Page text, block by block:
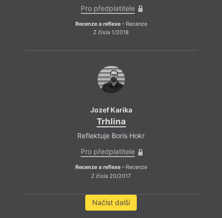
Pro předplatitele
Recenze a reflexe– Recenze
Z čísla 1/2018
Jozef Karika
Trhlina
Reflektuje Boris Hokr
Pro předplatitele
Recenze a reflexe– Recenze
Z čísla 20/2017
Načíst další